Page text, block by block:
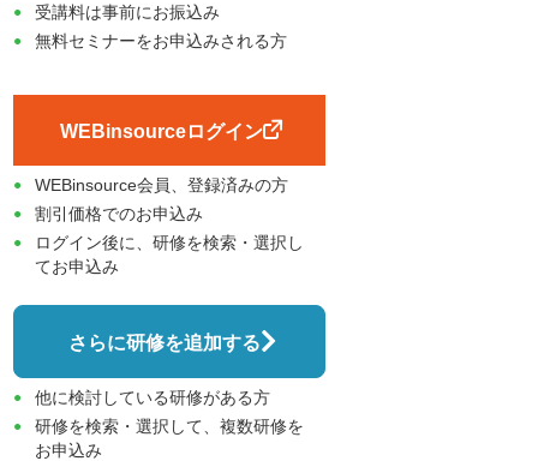
受講料は事前にお振込み
無料セミナーをお申込みされる方
WEBinsourceログイン
WEBinsource会員、登録済みの方
割引価格でのお申込み
ログイン後に、研修を検索・選択し
てお申込み
さらに研修を追加する
他に検討している研修がある方
研修を検索・選択して、複数研修を
お申込み